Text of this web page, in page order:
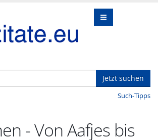
Jetzt suchen
Such-Tipps
- Von Aafjes bis